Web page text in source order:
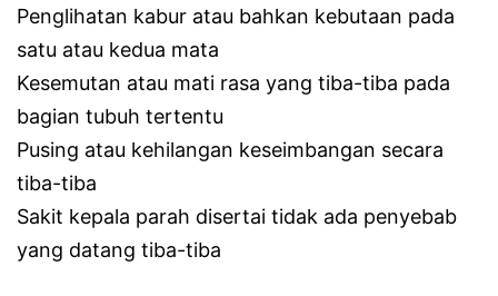
Penglihatan kabur atau bahkan kebutaan pada
satu atau kedua mata
Kesemutan atau mati rasa yang tiba-tiba pada
bagian tubuh tertentu
Pusing atau kehilangan keseimbangan secara
tiba-tiba
Sakit kepala parah disertai tidak ada penyebab
yang datang tiba-tiba